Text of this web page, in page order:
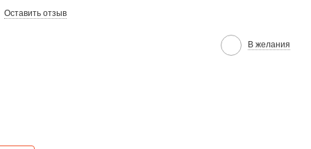
Оставить отзыв
В желания